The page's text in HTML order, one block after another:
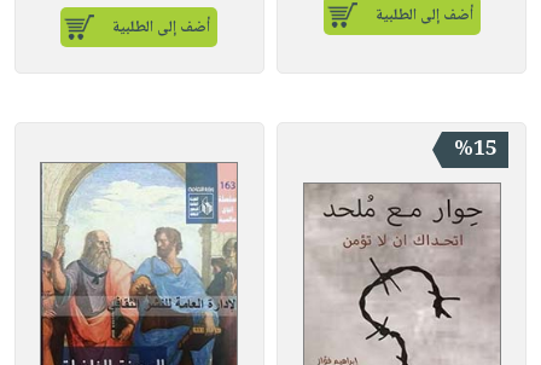
أضف إلى الطلبية أضف إلى الطلبية
%15